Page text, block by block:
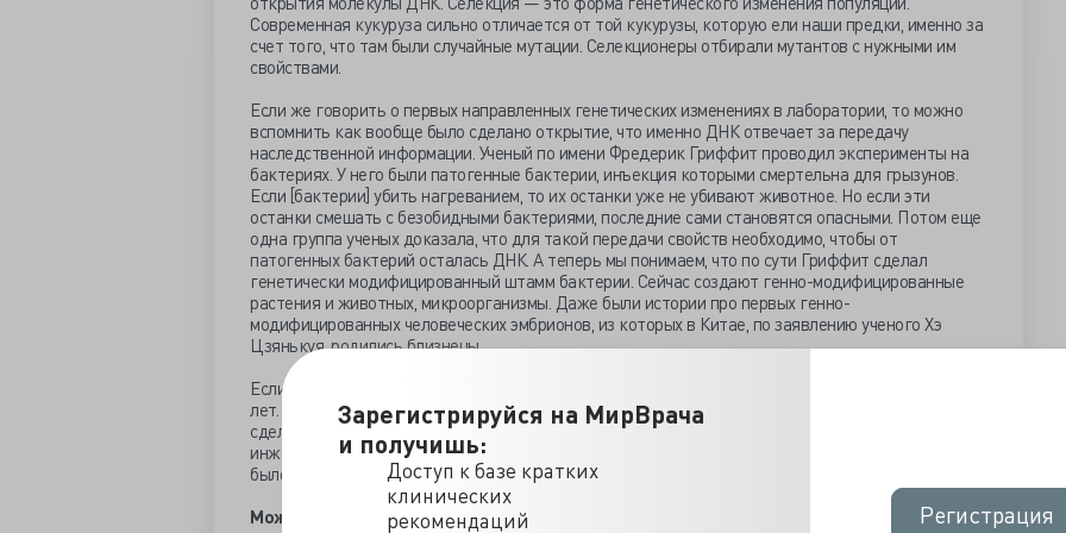
Зарегистрируйся на МирВрача
и получишь:
Доступ к базе кратких
клинических
рекомендаций
Регистрация
Регистрация
Современная кукуруза сильно отличается от той кукурузы, которую ели наши предки, именно за
счет того, что там были случайные мутации. Селекционеры отбирали мутантов с нужными им
свойствами.
Если же говорить о первых направленных генетических изменениях в лаборатории, то можно
вспомнить как вообще было сделано открытие, что именно ДНК отвечает за передачу
наследственной информации. Ученый по имени Фредерик Гриффит проводил эксперименты на
бактериях. У него были патогенные бактерии, инъекция которыми смертельна для грызунов.
Если [бактерии] убить нагреванием, то их останки уже не убивают животное. Но если эти
останки смешать с безобидными бактериями, последние сами становятся опасными. Потом еще
одна группа ученых доказала, что для такой передачи свойств необходимо, чтобы от
патогенных бактерий осталась ДНК. А теперь мы понимаем, что по сути Гриффит сделал
генетически модифицированный штамм бактерии. Сейчас создают генно-модифицированные
растения и животных, микроорганизмы. Даже были истории про первых генно-
модифицированных человеческих эмбрионов, из которых в Китае, по заявлению ученого Хэ
Цзянькуя, родились близнецы.
Если мы говорим про генную инженерию в сельском хозяйстве, то ей тоже достаточно много
лет. Точно больше двадцати. Началось все с генно-модифицированных помидоров, из которых
сделали томатную пасту определенного типа. Когда эта продукция, сделанная генными
инженерами, только создавалась, ей хвалились, она считалась инновационным продуктом. Это
было и частью маркетинга. А потом, увы, ГМО впали в общественную немилость.
Можно ли в целом говорить о хороших и плохих ГМО-продуктах, полезных и не полезных?